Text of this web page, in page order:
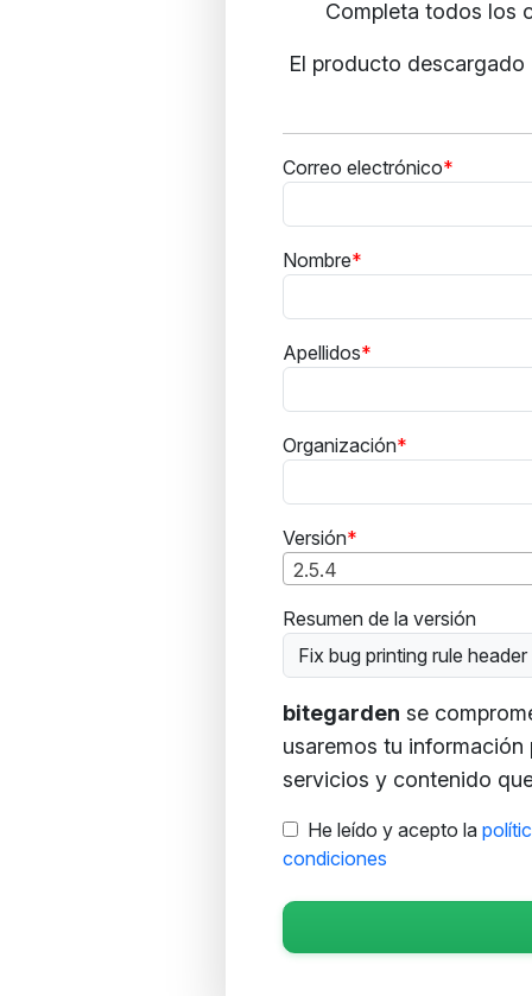
Completa todos los
El producto
Correo electrónico
Nombre
Apellidos
Organización
Versión
2.5.4
Resumen de la versión
Fix bug printing rule
bitegarden se
usaremos tu
servicios y contenido
He leído y acepto la
condiciones